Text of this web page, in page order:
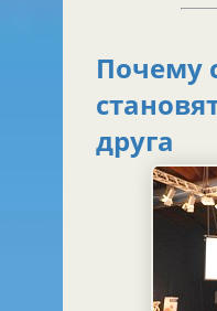
Почему
друга